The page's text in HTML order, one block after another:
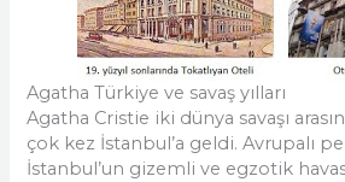
Agatha Türkiye ve savaş yılları
Agatha Cristie iki dünya savaşı
çok kez İstanbul’a geldi. Avrupalı
İstanbul’un gizemli ve egzotik